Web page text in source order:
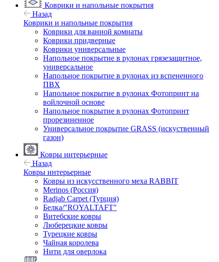
Коврики и напольные покрытия
Назад
Коврики и напольные покрытия
Коврики для ванной комнаты
Коврики придверные
Коврики универсальные
Напольное покрытие в рулонах грязезащитное,
универсальное
Напольное покрытие в рулонах из вспененного
ПВХ
Напольное покрытие в рулонах Фотопринт на
войлочной основе
Напольное покрытие в рулонах Фотопринт
прорезиненное
Универсальное покрытие GRASS (искуственный
газон)
Ковры интерьерные
Назад
Ковры интерьерные
Ковры из искусственного меха RABBIT
Merinos (Россия)
Radjab Carpet (Турция)
Белка/"ROYALTAFT"
Витебские ковры
Люберецкие ковры
Турецкие ковры
Чайная королева
Нити для оверлока